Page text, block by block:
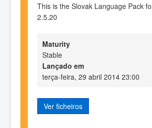
This is the Slovak Language Pack
2.5.20
Maturity
Stable
Lançado em
terça-feira, 29 abril 2014 23:00
Ver ficheiros